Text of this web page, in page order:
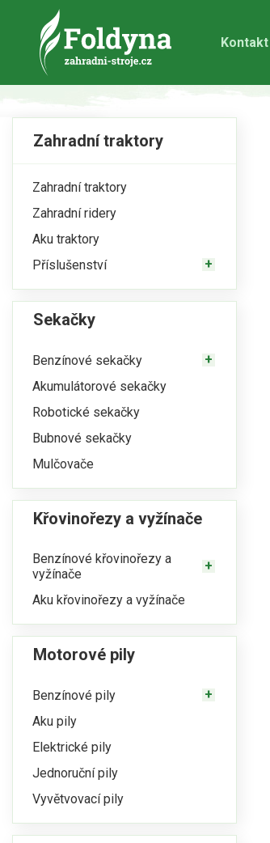
Kontakt
Zahradní traktory
Zahradní traktory
Zahradní ridery
Aku traktory
Příslušenství
Sekačky
Benzínové sekačky
Akumulátorové sekačky
Robotické sekačky
Bubnové sekačky
Mulčovače
Křovinořezy a vyžínače
Benzínové křovinořezy a
vyžínače
Aku křovinořezy a vyžínače
Motorové pily
Benzínové pily
Aku pily
Elektrické pily
Jednoruční pily
Vyvětvovací pily